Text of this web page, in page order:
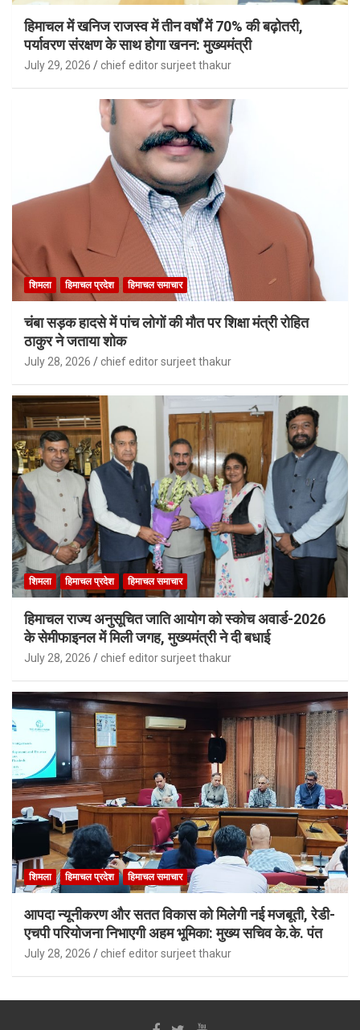
हिमाचल में खनिज राजस्व में तीन वर्षों में 70% की बढ़ोतरी,
पर्यावरण संरक्षण के साथ होगा खनन: मुख्यमंत्री
July 29, 2026 chief editor surjeet thakur
शिमला हिमाचल प्रदेश हिमाचल समाचार
चंबा सड़क हादसे में पांच लोगों की मौत पर शिक्षा मंत्री रोहित
ठाकुर ने जताया शोक
July 28, 2026 chief editor surjeet thakur
शिमला हिमाचल प्रदेश हिमाचल समाचार
हिमाचल राज्य अनुसूचित जाति आयोग को स्कोच अवार्ड-2026
के सेमीफाइनल में मिली जगह, मुख्यमंत्री ने दी बधाई
July 28, 2026 chief editor surjeet thakur
शिमला हिमाचल प्रदेश हिमाचल समाचार
आपदा न्यूनीकरण और सतत विकास को मिलेगी नई मजबूती, रेडी-
एचपी परियोजना निभाएगी अहम भूमिका: मुख्य सचिव के.के. पंत
July 28, 2026 chief editor surjeet thakur